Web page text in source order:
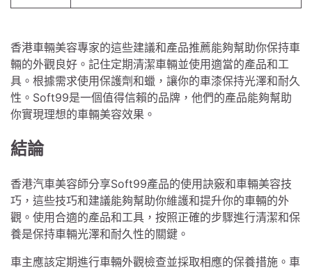
香港車輛美容專家的這些建議和產品推薦能夠幫助你保持車
輛的外觀良好。記住定期清潔車輛並使用適當的產品和工
具。根據需求使用保護劑和蠟，讓你的車漆保持光澤和耐久
性。Soft99是一個值得信賴的品牌，他們的產品能夠幫助
你實現理想的車輛美容效果。
結論
香港汽車美容師分享Soft99產品的使用訣竅和車輛美容技
巧，這些技巧和建議能夠幫助你維護和提升你的車輛的外
觀。使用合適的產品和工具，按照正確的步驟進行清潔和保
養是保持車輛光澤和耐久性的關鍵。
車主應該定期進行車輛外觀檢查並採取相應的保養措施。車